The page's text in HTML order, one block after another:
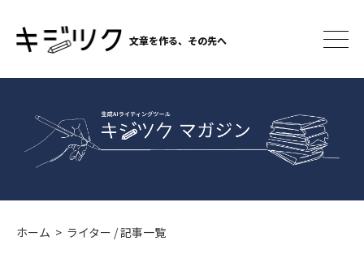
ツ
文章を作る、その先へ
メ
ュ
ホーム > ライター /記事一覧